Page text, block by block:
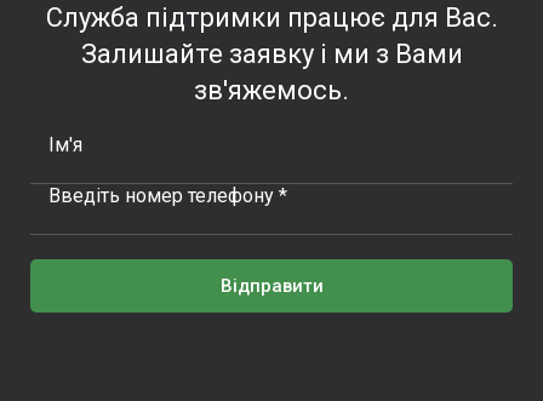
Служба підтримки працює для Вас.
Залишайте заявку і ми з Вами
зв'яжемось.
Ім'я
Введіть номер телефону *
Відправити